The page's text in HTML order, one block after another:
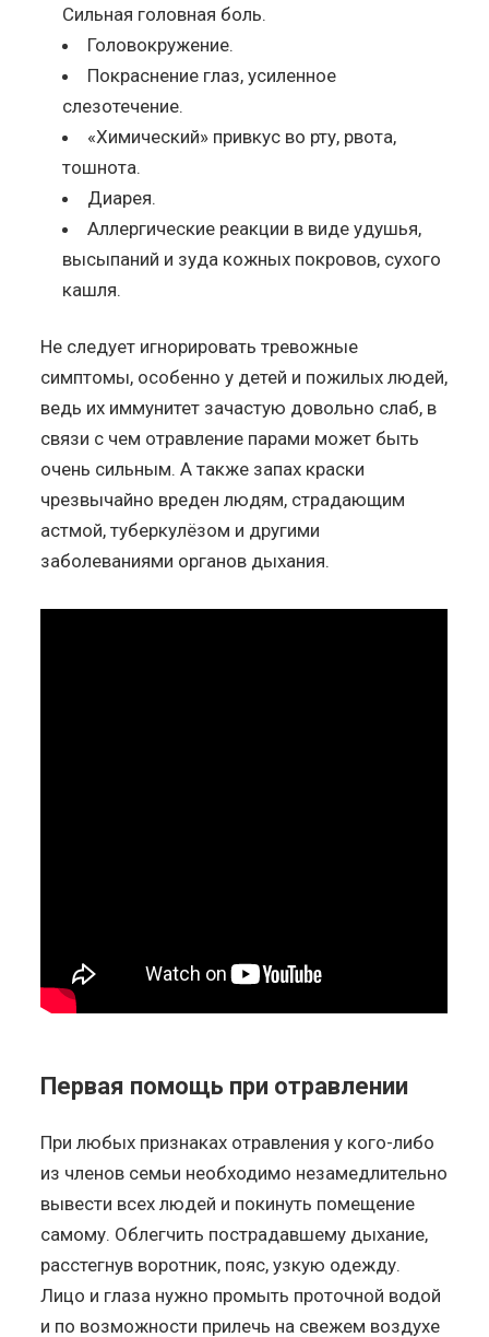
Сильная головная боль.
Головокружение.
Покраснение глаз, усиленное
слезотечение.
«Химический» привкус во рту, рвота,
тошнота.
Диарея.
Аллергические реакции в виде удушья,
высыпаний и зуда кожных покровов, сухого
кашля.
Не следует игнорировать тревожные
симптомы, особенно у детей и пожилых людей,
ведь их иммунитет зачастую довольно слаб, в
связи с чем отравление парами может быть
очень сильным. А также запах краски
чрезвычайно вреден людям, страдающим
астмой, туберкулёзом и другими
заболеваниями органов дыхания.
Первая помощь при отравлении
При любых признаках отравления у кого-либо
из членов семьи необходимо незамедлительно
вывести всех людей и покинуть помещение
самому. Облегчить пострадавшему дыхание,
расстегнув воротник, пояс, узкую одежду.
Лицо и глаза нужно промыть проточной водой
и по возможности прилечь на свежем воздухе